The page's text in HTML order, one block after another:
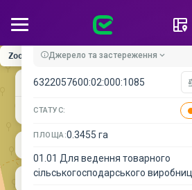
Zoom: 14
+
−
Замовити обстеження та
Джерело та застереження
6322057600:02:000:1085
СТАТУС:
ПЛОЩА:0.3455 га
01.01 Для ведення товарного
сільськогосподарського